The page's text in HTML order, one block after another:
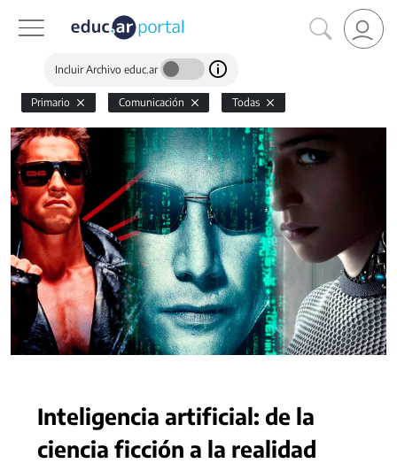
Incluir Archivo educ.ar
Primario Comunicación Todas
Inteligencia artificial: de la
ciencia ficción a la realidad